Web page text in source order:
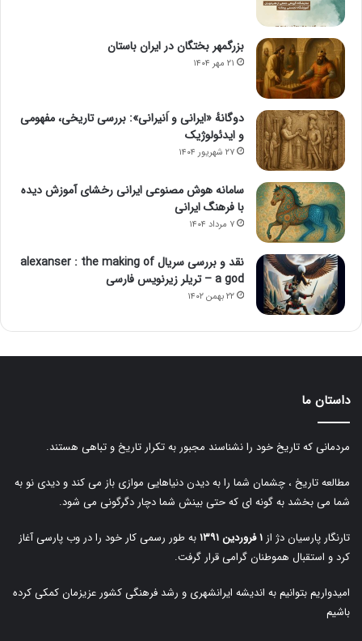
بزرگمهر بختگان در ایران باستان
۲۱ مهر ۱۴۰۴
دوگانهٔ «ایرانی و اَنیرانی»: بررسی تاریخی، مفهومی
و ایدئولوژیک
۲۷ شهریور ۱۴۰۴
سامانه هوش مصنوعی ایرانی رخشای آموزش دیده
با فرهنگ ایرانی
۷ مرداد ۱۴۰۴
نقد و بررسی سریال alexanser : the making of
a god – تریلر زیرنویس فارسی
۲۲ بهمن ۱۴۰۲
داستان ما
مردمانی که تاریخ خود را نشناسند مجبور به تکرار تاریخ و تباهی هستند.
مطالعه تاریخ ، چشمان شما را به دیدن دنیاهایی موازی باز می کند و دیدی نو به
شما می بخشد به گونه ای که حتی بینش شما دچار دگرگونی می شود.
تارنگار پارسیان دژ از ۱ فروردین ۱۳۹۱
به طور رسمی کار خود را در وب پارسی آغاز
کرد و استقبال هموطنان گرامی قرار گرفت.
امیدواریم بتوانیم به اندیشه ایرانشهری و رشد فرهنگی کشور عزیزمان کمکی کرده
باشیم